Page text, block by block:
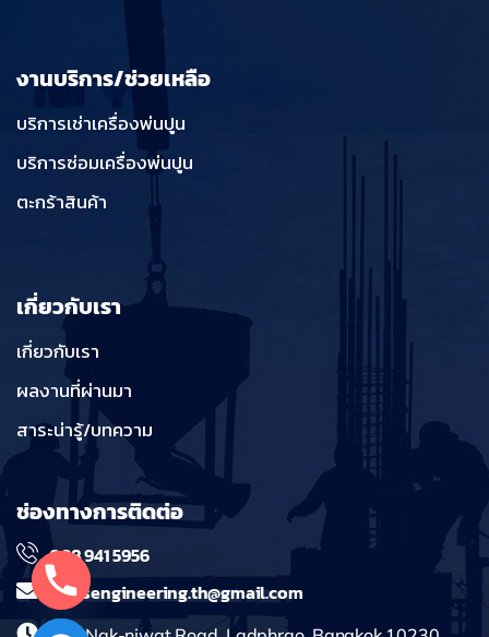
งานบริการ/ช่วยเหลือ
บริการเช่าเครื่องพ่นปูน
บริการซ่อมเครื่องพ่นปูน
ตะกร้าสินค้า
เกี่ยวกับเรา
เกี่ยวกับเรา
ผลงานที่ผ่านมา
สาระน่ารู้/บทความ
ช่องทางการติดต่อ
098 941 5956
massengineering.th@gmail.com